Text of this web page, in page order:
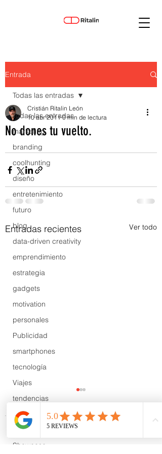
Entrada
Todas las entradas
marketing
branding
coolhunting
diseño
entretenimiento
futuro
blog
data-driven creativity
emprendimiento
estrategia
gadgets
motivation
personales
Publicidad
smartphones
tecnología
Viajes
tendencias
Wow
B2B
Showcase
Todas las entradas
No dones tu vuelto.
Cristián Ritalin León
10 abr 2011 0 min de lectura
Entradas recientes Ver todo
Comentarios